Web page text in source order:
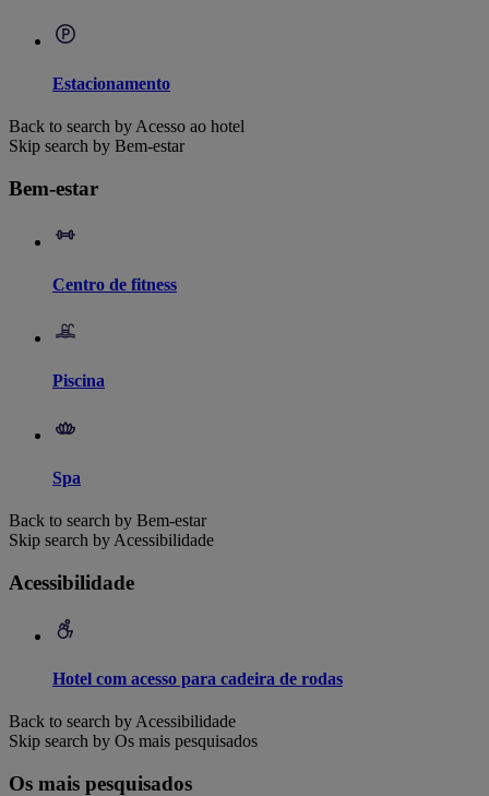
Estacionamento
Back to search by Acesso ao hotel
Skip search by Bem-estar
Bem-estar
Centro de fitness
Piscina
Spa
Back to search by Bem-estar
Skip search by Acessibilidade
Acessibilidade
Hotel com acesso para cadeira de rodas
Back to search by Acessibilidade
Skip search by Os mais pesquisados
Os mais pesquisados